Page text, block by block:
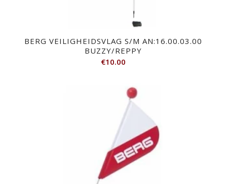
BERG VEILIGHEIDSVLAG S/M AN:16.00.03.00
BUZZY/REPPY
€10.00